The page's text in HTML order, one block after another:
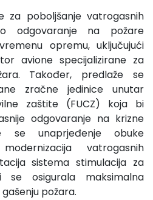
za poboljšanje vatrogasnih
odgovaranje na požare
opremu, uključujući
avione specijalizirane za
Također, predlaže se
zračne jedinice unutar
zaštite (FUCZ) koja bi
odgovaranje na krizne
se unaprjeđenje obuke
vatrogasnih
sistema stimulacija za
se osigurala maksimalna
požara.